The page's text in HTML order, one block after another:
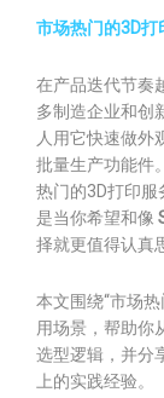
市场热门的3D打
在产品迭代节奏
多制造企业和创
人用它快速做外
批量生产功能件
热门的3D打印服
是当你希望和像
择就更值得认真
本文围绕“市场
用场景，帮助你
选型逻辑，并分
上的实践经验。